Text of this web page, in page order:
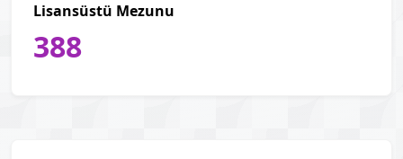
Lisansüstü Mezunu
388